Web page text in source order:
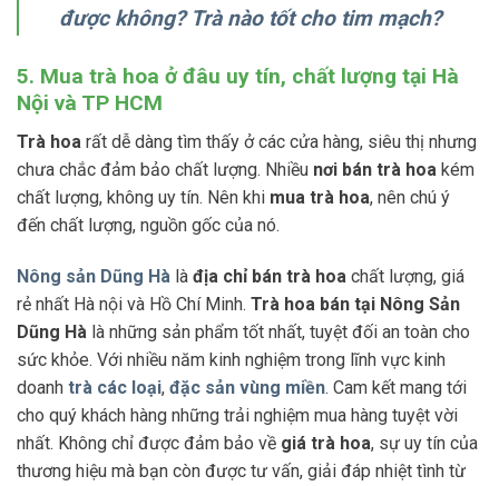
được không? Trà nào tốt cho tim mạch?
5. Mua trà hoa ở đâu uy tín, chất lượng tại Hà
Nội và TP HCM
Trà hoa rất dễ dàng tìm thấy ở các cửa hàng, siêu thị nhưng
chưa chắc đảm bảo chất lượng. Nhiều nơi bán trà hoa kém
chất lượng, không uy tín. Nên khi mua trà hoa, nên chú ý
đến chất lượng, nguồn gốc của nó.
Nông sản Dũng Hà là địa chỉ bán trà hoa chất lượng, giá
rẻ nhất Hà nội và Hồ Chí Minh. Trà hoa bán tại Nông Sản
Dũng Hà là những sản phẩm tốt nhất, tuyệt đối an toàn cho
sức khỏe. Với nhiều năm kinh nghiệm trong lĩnh vực kinh
doanh trà các loại, đặc sản vùng miền. Cam kết mang tới
cho quý khách hàng những trải nghiệm mua hàng tuyệt vời
nhất. Không chỉ được đảm bảo về giá trà hoa, sự uy tín của
thương hiệu mà bạn còn được tư vấn, giải đáp nhiệt tình từ